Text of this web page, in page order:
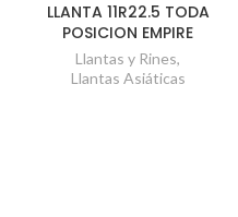
LLANTA 11R22.5 TODA
POSICION EMPIRE
Llantas y Rines,
Llantas Asiáticas